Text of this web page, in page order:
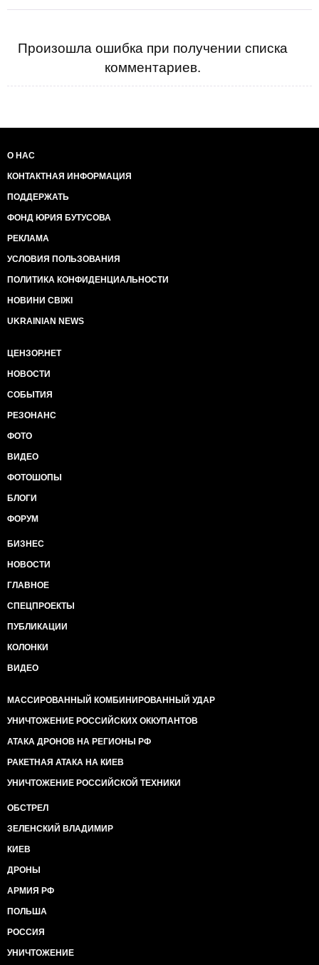
Произошла ошибка при получении списка
комментариев.
О НАС
КОНТАКТНАЯ ИНФОРМАЦИЯ
ПОДДЕРЖАТЬ
ФОНД ЮРИЯ БУТУСОВА
РЕКЛАМА
УСЛОВИЯ ПОЛЬЗОВАНИЯ
ПОЛИТИКА КОНФИДЕНЦИАЛЬНОСТИ
НОВИНИ СВІЖІ
UKRAINIAN NEWS
ЦЕНЗОР.НЕТ
НОВОСТИ
СОБЫТИЯ
РЕЗОНАНС
ФОТО
ВИДЕО
ФОТОШОПЫ
БЛОГИ
ФОРУМ
БИЗНЕС
НОВОСТИ
ГЛАВНОЕ
СПЕЦПРОЕКТЫ
ПУБЛИКАЦИИ
КОЛОНКИ
ВИДЕО
МАССИРОВАННЫЙ КОМБИНИРОВАННЫЙ УДАР
УНИЧТОЖЕНИЕ РОССИЙСКИХ ОККУПАНТОВ
АТАКА ДРОНОВ НА РЕГИОНЫ РФ
РАКЕТНАЯ АТАКА НА КИЕВ
УНИЧТОЖЕНИЕ РОССИЙСКОЙ ТЕХНИКИ
ОБСТРЕЛ
ЗЕЛЕНСКИЙ ВЛАДИМИР
КИЕВ
ДРОНЫ
АРМИЯ РФ
ПОЛЬША
РОССИЯ
УНИЧТОЖЕНИЕ